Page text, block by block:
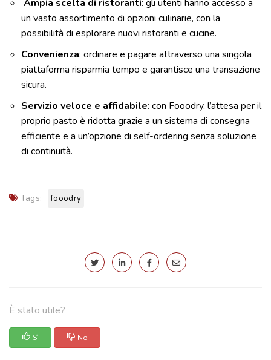
Ampia scelta di ristoranti: gli utenti hanno accesso a
un vasto assortimento di opzioni culinarie, con la
possibilità di esplorare nuovi ristoranti e cucine.
Convenienza: ordinare e pagare attraverso una singola
piattaforma risparmia tempo e garantisce una transazione
sicura.
Servizio veloce e affidabile: con Fooodry, l’attesa per il
proprio pasto è ridotta grazie a un sistema di consegna
efficiente e a un’opzione di self-ordering senza soluzione
di continuità.
Tags: fooodry
È stato utile?
Sì No